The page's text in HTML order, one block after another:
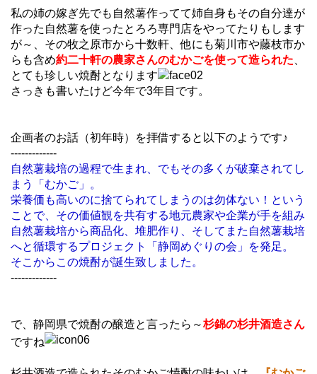
私の姉の嫁ぎ先でも自然薯作ってて姉自身もその自分達が
作った自然薯を使ったとろろ専門店をやってたりもします
が～、その牧之原市から十数軒、他にも菊川市や藤枝市か
らも含め約二十軒の農家さんのむかごを使って造られた
とても珍しい焼酎となります
さっきも書いたけど今年で3年目です。
企画者のお話（初年時）を拝借すると以下のようです♪
-------------
自然薯栽培の過程で生まれ、でもその多くが破棄されてし
まう「むかご」。
栄養価も高いのに捨てられてしまうのは勿体ない！という
ことで、その価値観を共有する地元農家や企業が手を組み
自然薯栽培から商品化、堆肥作り、そしてまた自然薯栽培
へと循環するプロジェクト「静岡めぐりの会」を発足。
そこからこの焼酎が誕生致しました。
-------------
で、静岡県で焼酎の醸造と言ったら～杉錦の杉井酒造さん
ですね